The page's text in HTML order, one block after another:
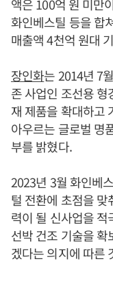
액은 100억 원 미만
화인베스틸 등을 합
매출액 4천억 원대
장인화는 2014년 7
존 사업인 조선용
재 제품을 확대하고
아우르는 글로벌 명
부를 밝혔다.
2023년 3월 화인베
털 전환에 초점을
력이 될 신사업을
선박 건조 기술을
겠다는 의지에 따른